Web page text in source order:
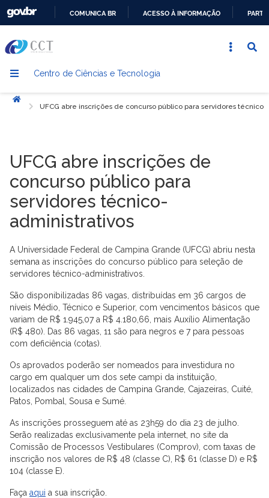
CONTEÚDO
COMUNICA BR ACESSO À INFORMAÇÃO
Centro de Ciências e Tecnologia
Início
UFCG abre inscrições de concurso público para servidores técnico-
UFCG abre inscrições de
concurso público para
servidores técnico-
administrativos
A Universidade Federal de Campina Grande (UFCG) abriu nesta
semana as inscrições do concurso público para seleção de
servidores técnico-administrativos.
São disponibilizadas 86 vagas, distribuídas em 36 cargos de
níveis Médio, Técnico e Superior, com vencimentos básicos que
variam de R$ 1.945,07 a R$ 4.180,66, mais Auxílio Alimentação
(R$ 480). Das 86 vagas, 11 são para negros e 7 para pessoas
com deficiência (cotas).
Os aprovados poderão ser nomeados para investidura no
cargo em qualquer um dos sete campi da instituição,
localizados nas cidades de Campina Grande, Cajazeiras, Cuité,
Patos, Pombal, Sousa e Sumé.
As inscrições prosseguem até as 23h59 do dia 23 de julho.
Serão realizadas exclusivamente pela internet, no site da
Comissão de Processos Vestibulares (Comprov), com taxas de
inscrição nos valores de R$ 48 (classe C), R$ 61 (classe D) e R$
104 (classe E).
Faça aqui a sua inscrição.